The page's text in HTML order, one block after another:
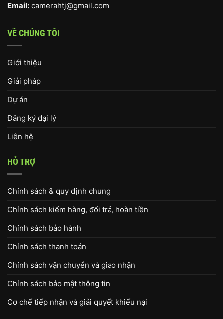
Email: camerahtj@gmail.com
VỀ CHÚNG TÔI
Giới thiệu
Giải pháp
Dự án
Đăng ký đại lý
Liên hệ
HỖ TRỢ
Chính sách & quy định chung
Chính sách kiểm hàng, đổi trả, hoàn tiền
Chính sách bảo hành
Chính sách thanh toán
Chính sách vận chuyển và giao nhận
Chính sách bảo mật thông tin
Cơ chế tiếp nhận và giải quyết khiếu nại